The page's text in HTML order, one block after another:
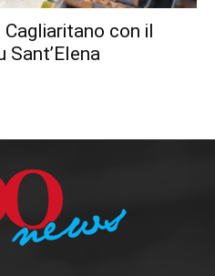
con il
Sant’Elena